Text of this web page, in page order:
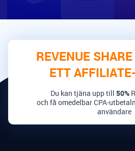
REVENUE
ETT
Du kan tjäna upp till 50%
och få omedelbar CPA-
användare